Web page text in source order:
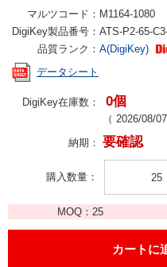
マルツコード： M1164-1080
DigiKey製品番号： ATS-P2-65-
品質ランク： A(DigiKey)
データシート
DigiKey在庫数： 0個
（ 2026/08/
納期： 要確認
購入数量
MOQ： 25